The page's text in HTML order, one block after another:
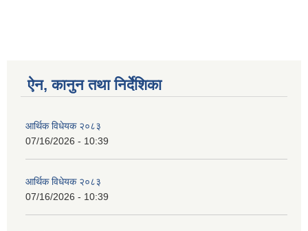
ऐन, कानुन तथा निर्देशिका
आर्थिक विधेयक २०८३
07/16/2026 - 10:39
आर्थिक विधेयक २०८३
07/16/2026 - 10:39